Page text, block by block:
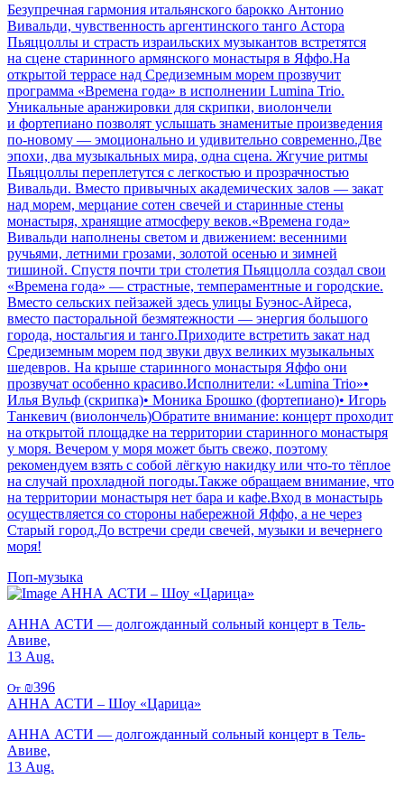
Безупречная гармония итальянского барокко Антонио
Вивальди, чувственность аргентинского танго Астора
Пьяццоллы и страсть израильских музыкантов встретятся
на сцене старинного армянского монастыря в Яффо.На
открытой террасе над Средиземным морем прозвучит
программа «Времена года» в исполнении Lumina Trio.
Уникальные аранжировки для скрипки, виолончели
и фортепиано позволят услышать знаменитые произведения
по-новому — эмоционально и удивительно современно.Две
эпохи, два музыкальных мира, одна сцена. Жгучие ритмы
Пьяццоллы переплетутся с легкостью и прозрачностью
Вивальди. Вместо привычных академических залов — закат
над морем, мерцание сотен свечей и старинные стены
монастыря, хранящие атмосферу веков.«Времена года»
Вивальди наполнены светом и движением: весенними
ручьями, летними грозами, золотой осенью и зимней
тишиной. Спустя почти три столетия Пьяццолла создал свои
«Времена года» — страстные, темпераментные и городские.
Вместо сельских пейзажей здесь улицы Буэнос-Айреса,
вместо пасторальной безмятежности — энергия большого
города, ностальгия и танго.Приходите встретить закат над
Средиземным морем под звуки двух великих музыкальных
шедевров. На крыше старинного монастыря Яффо они
прозвучат особенно красиво.Исполнители: «Lumina Trio»•
Илья Вульф (скрипка)• Моника Брошко (фортепиано)• Игорь
Танкевич (виолончель)Обратите внимание: концерт проходит
на открытой площадке на территории старинного монастыря
у моря. Вечером у моря может быть свежо, поэтому
рекомендуем взять с собой лёгкую накидку или что-то тёплое
на случай прохладной погоды.Также обращаем внимание, что
на территории монастыря нет бара и кафе.Вход в монастырь
осуществляется со стороны набережной Яффо, а не через
Старый город.До встречи среди свечей, музыки и вечернего
моря!
Поп-музыка
АННА АСТИ – Шоу «Царица»
АННА АСТИ — долгожданный сольный концерт в Тель-
Авиве,
13 Aug.
От ₪396
АННА АСТИ – Шоу «Царица»
АННА АСТИ — долгожданный сольный концерт в Тель-
Авиве,
13 Aug.